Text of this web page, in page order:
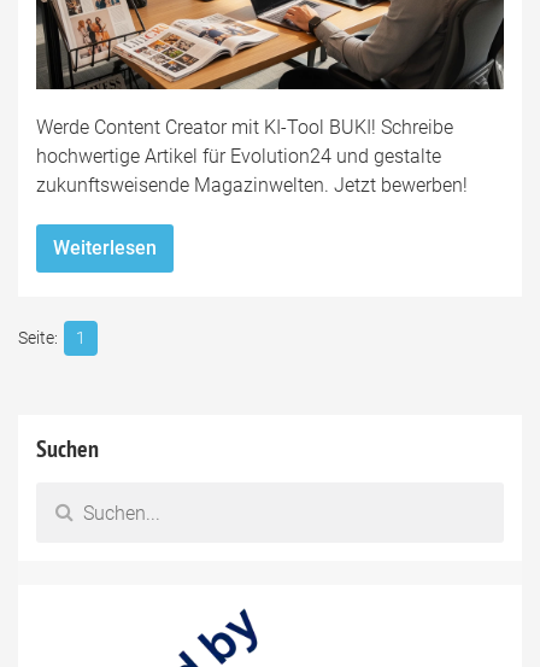
Werde Content Creator mit KI-Tool BUKI! Schreibe
hochwertige Artikel für Evolution24 und gestalte
zukunftsweisende Magazinwelten. Jetzt bewerben!
Weiterlesen
1
Suchen